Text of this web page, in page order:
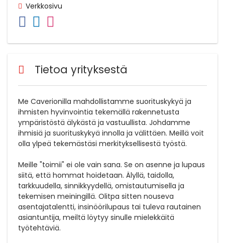
Verkkosivu
Tietoa yrityksestä
Me Caverionilla mahdollistamme suorituskykyä ja
ihmisten hyvinvointia tekemällä rakennetusta
ympäristöstä älykästä ja vastuullista. Johdamme
ihmisiä ja suorituskykyä innolla ja välittäen. Meillä voit
olla ylpeä tekemästäsi merkityksellisestä työstä.
Meille "toimii" ei ole vain sana. Se on asenne ja lupaus
siitä, että hommat hoidetaan. Älyllä, taidolla,
tarkkuudella, sinnikkyydellä, omistautumisella ja
tekemisen meiningillä. Olitpa sitten nouseva
asentajatalentti, insinöörilupaus tai tuleva rautainen
asiantuntija, meiltä löytyy sinulle mielekkäitä
työtehtäviä.